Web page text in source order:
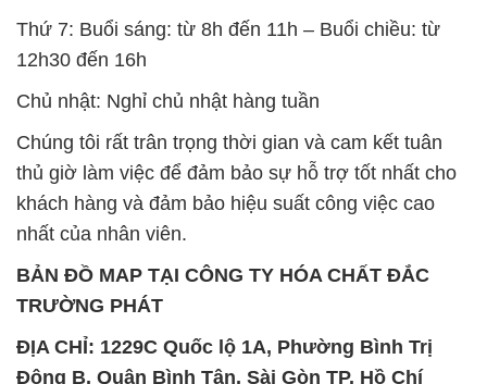
Thứ 7: Buổi sáng: từ 8h đến 11h – Buổi chiều: từ
12h30 đến 16h
Chủ nhật: Nghỉ chủ nhật hàng tuần
Chúng tôi rất trân trọng thời gian và cam kết tuân
thủ giờ làm việc để đảm bảo sự hỗ trợ tốt nhất cho
khách hàng và đảm bảo hiệu suất công việc cao
nhất của nhân viên.
BẢN ĐỒ MAP TẠI CÔNG TY HÓA CHẤT ĐẮC
TRƯỜNG PHÁT
ĐỊA CHỈ: 1229C Quốc lộ 1A, Phường Bình Trị
Đông B, Quận Bình Tân, Sài Gòn TP. Hồ Chí